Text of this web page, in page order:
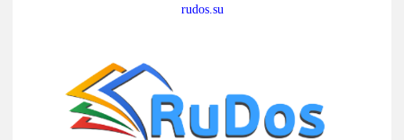
rudos.su